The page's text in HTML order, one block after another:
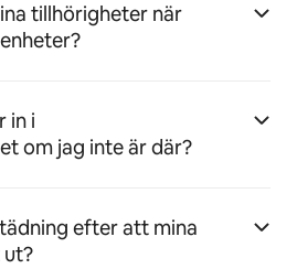
tillhörigheter när
in i
om jag inte är där?
efter att mina